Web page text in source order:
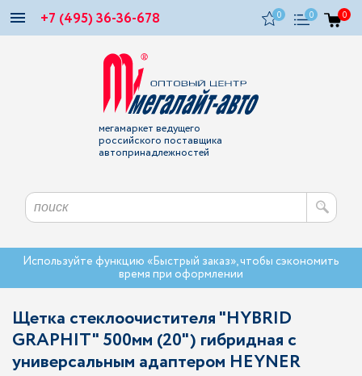
+7 (495) 36-36-678 0 0 0
мегамаркет ведущего
российского поставщика
автопринадлежностей
Используйте функцию «Быстрый заказ», чтобы сэкономить
время при оформлении
Щетка стеклоочистителя "HYBRID
GRAPHIT" 500мм (20") гибридная с
универсальным адаптером HEYNER